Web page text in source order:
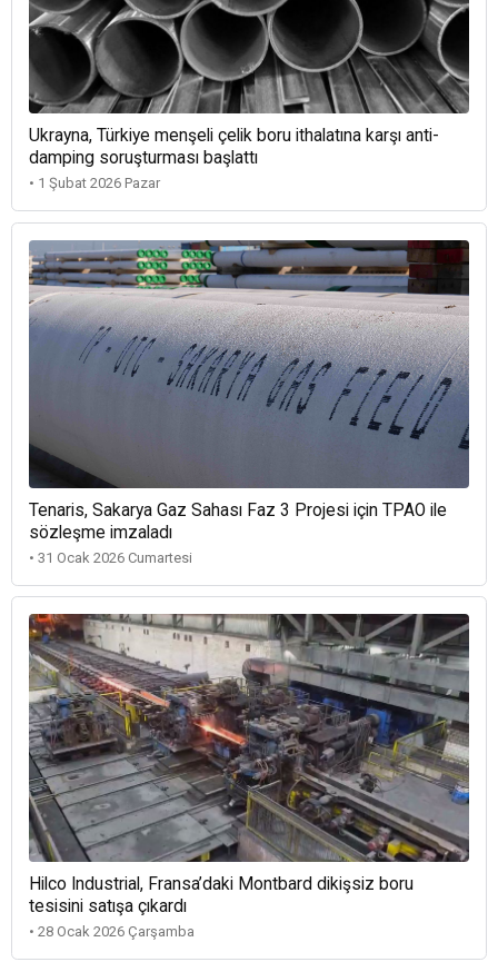
Ukrayna, Türkiye menşeli çelik boru ithalatına karşı anti-
damping soruşturması başlattı
• 1 Şubat 2026 Pazar
Tenaris, Sakarya Gaz Sahası Faz 3 Projesi için TPAO ile
sözleşme imzaladı
• 31 Ocak 2026 Cumartesi
Hilco Industrial, Fransa’daki Montbard dikişsiz boru
tesisini satışa çıkardı
• 28 Ocak 2026 Çarşamba